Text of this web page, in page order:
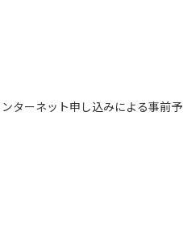
ターネット申し込みによる事前予